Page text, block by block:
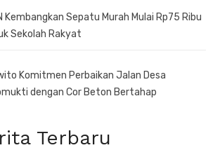
Kembangkan Sepatu Murah Mulai Rp75 Ribu
Sekolah Rakyat
Komitmen Perbaikan Jalan Desa
dengan Cor Beton Bertahap
Terbaru